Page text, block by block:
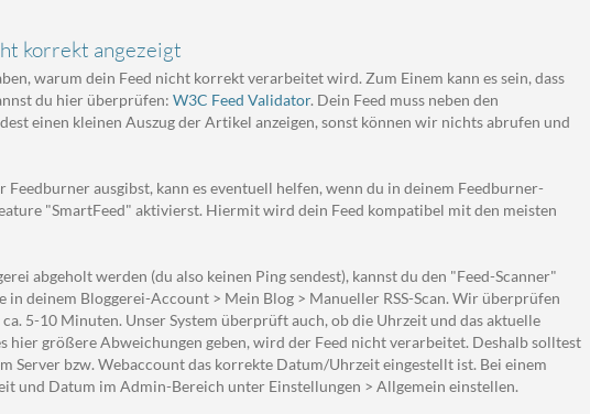
korrekt angezeigt
warum dein Feed nicht korrekt verarbeitet wird. Zum Einem kann es sein, dass
du hier überprüfen: W3C Feed Validator. Dein Feed muss neben den
einen kleinen Auszug der Artikel anzeigen, sonst können wir nichts abrufen und
Feedburner ausgibst, kann es eventuell helfen, wenn du in deinem Feedburner-
"SmartFeed" aktivierst. Hiermit wird dein Feed kompatibel mit den meisten
abgeholt werden (du also keinen Ping sendest), kannst du den "Feed-Scanner"
in deinem Bloggerei-Account > Mein Blog > Manueller RSS-Scan. Wir überprüfen
5-10 Minuten. Unser System überprüft auch, ob die Uhrzeit und das aktuelle
hier größere Abweichungen geben, wird der Feed nicht verarbeitet. Deshalb solltest
Server bzw. Webaccount das korrekte Datum/Uhrzeit eingestellt ist. Bei einem
und Datum im Admin-Bereich unter Einstellungen > Allgemein einstellen.